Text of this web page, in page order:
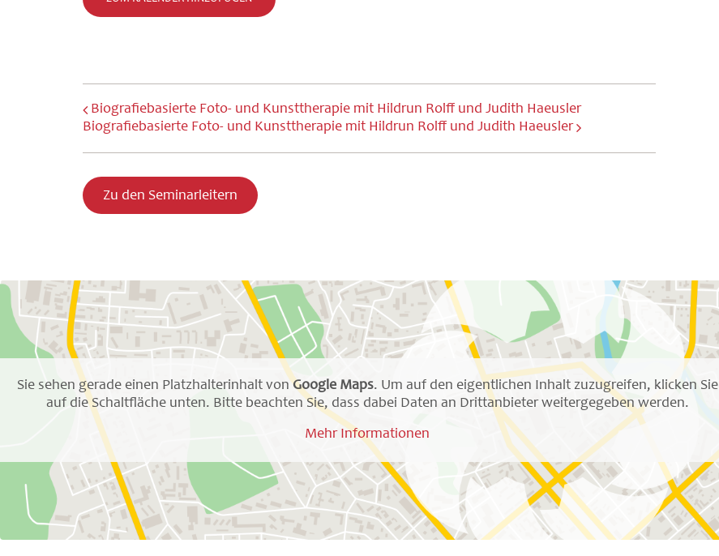
Biografiebasierte Foto- und Kunsttherapie mit Hildrun Rolff und Judith Haeusler
Biografiebasierte Foto- und Kunsttherapie mit Hildrun Rolff und Judith Haeusler
Zu den Seminarleitern
Sie sehen gerade einen Platzhalterinhalt vonGoogle Maps. Um auf den eigentlichen Inhalt zuzugreifen, klicken Sie
auf die Schaltfläche unten. Bitte beachten Sie, dass dabei Daten an Drittanbieter weitergegeben werden.
Mehr Informationen